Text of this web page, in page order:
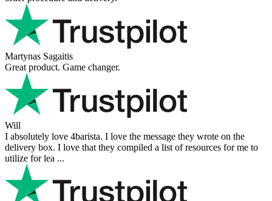
Martynas Sagaitis
Great product. Game changer.
Will
I absolutely love 4barista. I love the message they wrote on the
delivery box. I love that they compiled a list of resources for me to
utilize for lea ...